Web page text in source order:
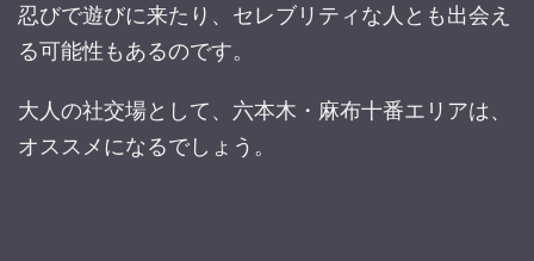
忍びで遊びに来たり、セレブリティな人とも出会え
る可能性もあるのです。
大人の社交場として、六本木・麻布十番エリアは、
オススメになるでしょう。